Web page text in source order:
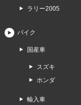
ラリー2005
バイク
国産車
スズキ
ホンダ
輸入車